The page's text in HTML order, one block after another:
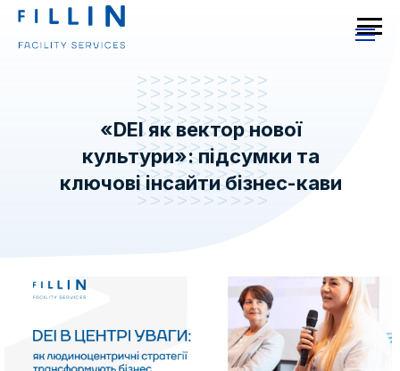
«DEI як вектор нової
культури»: підсумки та
ключові інсайти бізнес-кави